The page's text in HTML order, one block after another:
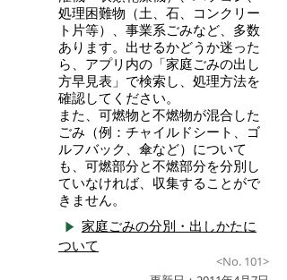
処理困難物（土、石、コンクリー
ト片等）、事業系ごみなど、多数
あります。出せるかどうか迷った
ら、アプリ内の「家庭ごみの出し
方早見表」で検索し、処理方法を
確認してください。
また、可燃物と不燃物が混合した
ごみ（例：チャイルドシート、ゴ
ルフバック、傘など）について
も、可燃部分と不燃部分を分別し
ていなければ、収集することがで
きません。
家庭ごみの分別・出しかたに
ついて
<No. 101>